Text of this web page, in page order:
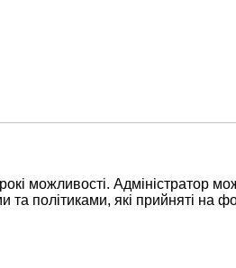
можливості. Адміністратор
та політиками, які прийняті на